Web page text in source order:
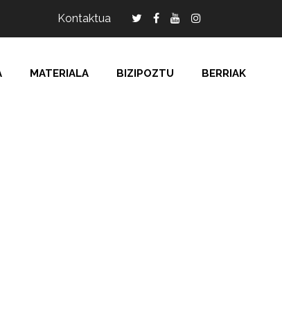
Kontaktua
MATERIALA BIZIPOZTU BERRIAK